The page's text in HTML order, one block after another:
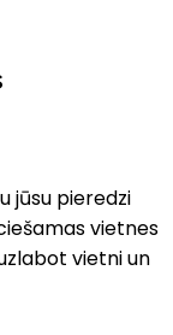
jūsu pieredzi
vietnes
vietni un